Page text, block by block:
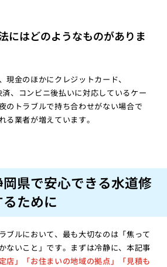
にはどのようなものがありま
現金のほかにクレジットカード、
、コンビニ後払いに対応しているケー
のトラブルで持ち合わせがない場合で
る業者が増えています。
県で安心できる水道修
ために
ブルにおいて、最も大切なのは「焦って
ないこと」です。まずは冷静に、本記事
店」「お住まいの地域の拠点」「見積も